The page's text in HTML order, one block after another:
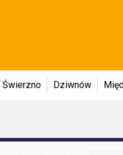
Świerzno Dziwnów